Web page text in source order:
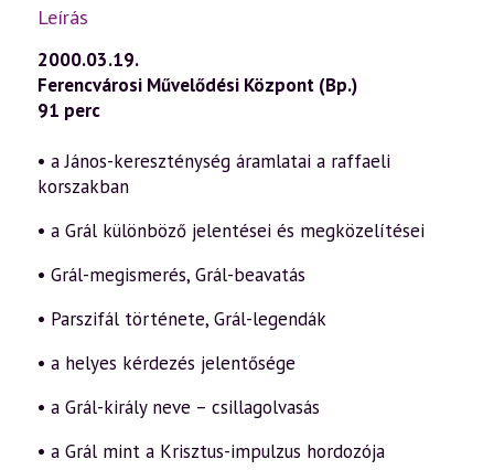
Leírás
2000.03.19.
Ferencvárosi Művelődési Központ (Bp.)
91 perc
• a János-kereszténység áramlatai a raffaeli
korszakban
• a Grál különböző jelentései és megközelítései
• Grál-megismerés, Grál-beavatás
• Parszifál története, Grál-legendák
• a helyes kérdezés jelentősége
• a Grál-király neve – csillagolvasás
• a Grál mint a Krisztus-impulzus hordozója